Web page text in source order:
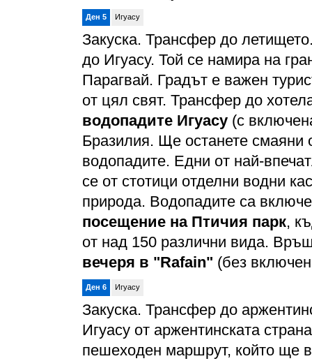
Ден 5 Игуасу
Закуска. Трансфер до
до Игуасу. Той се намира на
Парагвай. Градът е важен
от цял свят. Трансфер до
водопадите Игуасу (с
Бразилия. Ще останете смаяни
водопадите. Едни от най-
се от стотици отделни водни
природа. Водопадите са
посещение на Птичия парк,
от над 150 различни вида.
вечеря в "Rafain" (без
Ден 6 Игуасу
Закуска. Трансфер до
Игуасу от аржентинската
пешеходен маршрут, който ще